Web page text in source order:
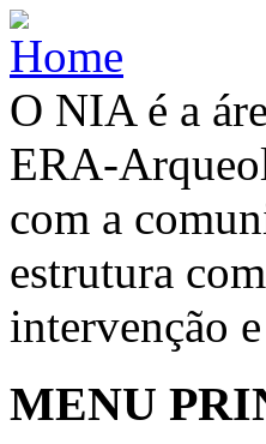
O NIA é a
ERA-
com a
estrutura
intervenção
MENU